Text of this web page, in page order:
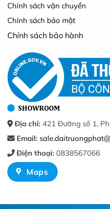
Chính sách vận chuyển
Chính sách bảo mật
Chính sách bảo hành
SHOWROOM
Địa chỉ: 421 Đường số 1,
Email:
Điện thoại: 0838567066
Maps